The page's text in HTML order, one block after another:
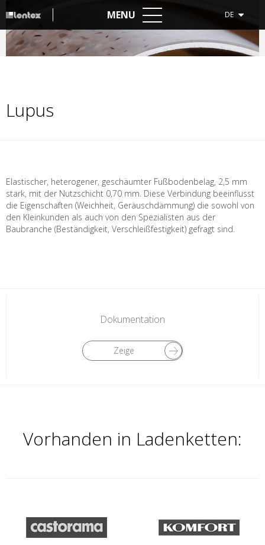
MENU DE
Lupus
Elastischer, heterogener, geschäumter Fußbodenbelag, 2,5 mm
stark, mit der Nutzschicht 0,70 mm. Diese Verbindung beeinflusst
die Eigenschaften (Weichheit, Geräuschdämmung) die sowohl von
den Kleinkunden als auch von den Spezialisten aus der
Baubranche (Beständigkeit, Verschleißfestigkeit) gefragt sind.
Dokumentation
Zeige
Vorhanden in Ladenketten: